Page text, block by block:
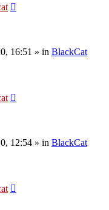
16:51 » in BlackCat
12:54 » in BlackCat